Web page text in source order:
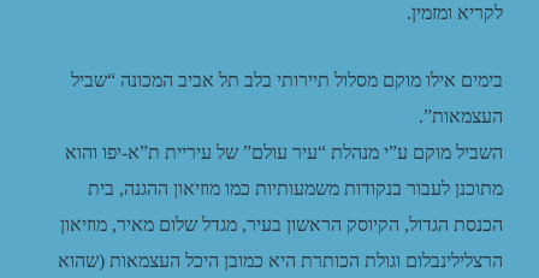
לקריא ומזמין.
בימים אילו מוקם מסלול תיירותי בלב תל אביב המכונה “שביל
העצמאות”.
השביל מוקם ע”י מנהלת “עיר עולם” של עיריית ת”א-יפו והוא
מתוכנן לעבור בנקודות משמעותיות כמו מוזיאון ההגנה, בית
הכנסת הגדול, הקיוסק הראשון בעיר, מגדל שלום מאיר, מוזיאון
הרצלילינבלום וגולת הכותרת היא כמובן היכל העצמאות (שהוא